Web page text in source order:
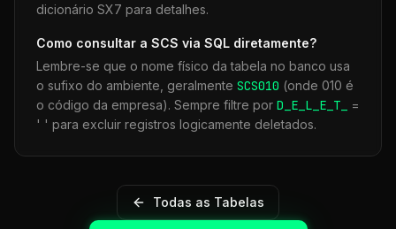
dicionário SX7 para detalhes.
Como consultar a SCS via SQL diretamente?
Lembre-se que o nome físico da tabela no banco usa
o sufixo do ambiente, geralmente SCS010 (onde 010 é
o código da empresa). Sempre filtre por D_E_L_E_T_
=
' ' para excluir registros logicamente deletados.
Todas as Tabelas